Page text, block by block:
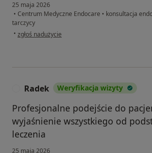
25 maja 2026
• Centrum Medyczne Endocare • konsultacja
tarczycy
• w opinii użytkownika GN
zgłoś nadużycie
Radek Weryfikacja wizyty
Profesjonalne podejście do
wyjaśnienie wszystkiego od
leczenia
25 maja 2026